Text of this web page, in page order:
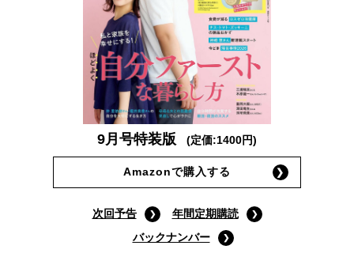
9月号特装版 (定価:1400円)
Amazonで購入する
次回予告
年間定期購読
バックナンバー